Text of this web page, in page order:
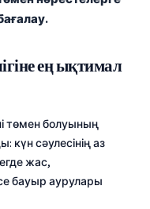
ең ықтимал
төмен болуының
күн сәулесінің аз
егде жас,
бауыр аурулары